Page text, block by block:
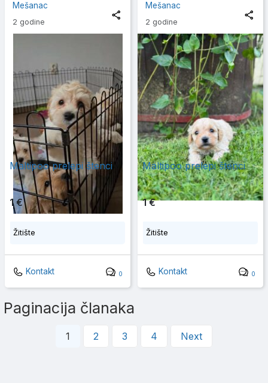
Mešanac
2 godine
Maltipoo prelepi štenci
1 €
Žitište
Kontakt 0
Mešanac
2 godine
Maltipoo prelepi štenci
1 €
Žitište
Kontakt 0
Paginacija članaka
1 2 3 4 Next